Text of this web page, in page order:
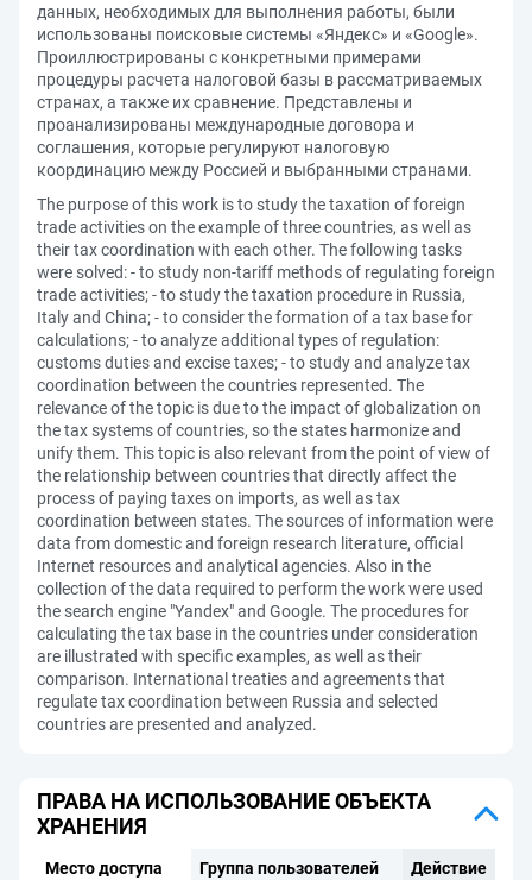
данных, необходимых для выполнения работы, были
использованы поисковые системы «Яндекс» и «Google».
Проиллюстрированы с конкретными примерами
процедуры расчета налоговой базы в рассматриваемых
странах, а также их сравнение. Представлены и
проанализированы международные договора и
соглашения, которые регулируют налоговую
координацию между Россией и выбранными странами.
The purpose of this work is to study the taxation of foreign
trade activities on the example of three countries, as well as
their tax coordination with each other. The following tasks
were solved: - to study non-tariff methods of regulating foreign
trade activities; - to study the taxation procedure in Russia,
Italy and China; - to consider the formation of a tax base for
calculations; - to analyze additional types of regulation:
customs duties and excise taxes; - to study and analyze tax
coordination between the countries represented. The
relevance of the topic is due to the impact of globalization on
the tax systems of countries, so the states harmonize and
unify them. This topic is also relevant from the point of view of
the relationship between countries that directly affect the
process of paying taxes on imports, as well as tax
coordination between states. The sources of information were
data from domestic and foreign research literature, official
Internet resources and analytical agencies. Also in the
collection of the data required to perform the work were used
the search engine "Yandex" and Google. The procedures for
calculating the tax base in the countries under consideration
are illustrated with specific examples, as well as their
comparison. International treaties and agreements that
regulate tax coordination between Russia and selected
countries are presented and analyzed.
ПРАВА НА ИСПОЛЬЗОВАНИЕ ОБЪЕКТА
ХРАНЕНИЯ
Место доступа Группа пользователей Действие